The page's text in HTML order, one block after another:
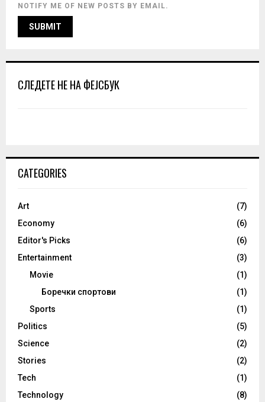
NOTIFY ME OF NEW POSTS BY EMAIL.
СЛЕДЕТЕ НЕ НА ФЕЈСБУК
CATEGORIES
Art
(7)
Economy
(6)
Editor's Picks
(6)
Entertainment
(3)
Movie
(1)
Боречки спортови
(1)
Sports
(1)
Politics
(5)
Science
(2)
Stories
(2)
Tech
(1)
Technology
(8)